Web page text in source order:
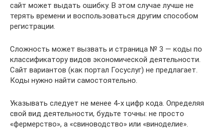
сайт может выдать ошибку. В этом случае лучше не
терять времени и воспользоваться другим способом
регистрации.
Сложность может вызвать и страница № 3 — коды по
классификатору видов экономической деятельности.
Сайт вариантов (как портал Госуслуг) не предлагает.
Коды нужно найти самостоятельно.
Указывать следует не менее 4-х цифр кода. Определяя
свой вид деятельности, будьте точны: не просто
«фермерство», а «свиноводство» или «виноделие».